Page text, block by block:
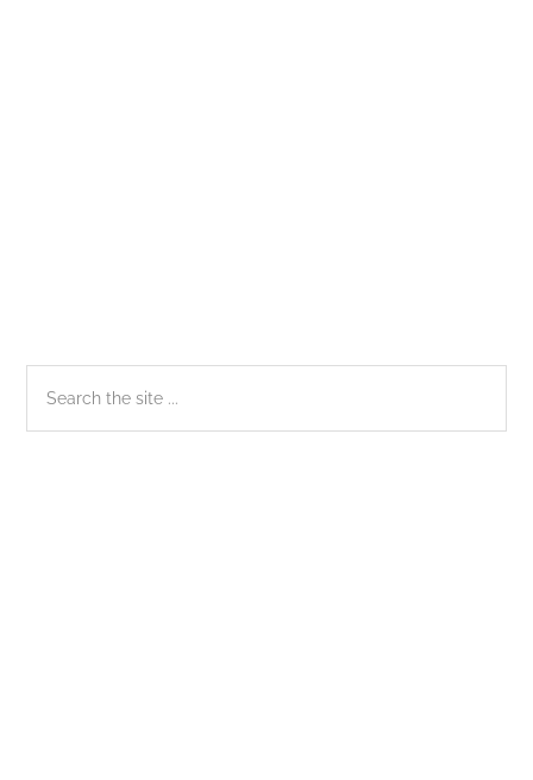
Sidebar
chính
the